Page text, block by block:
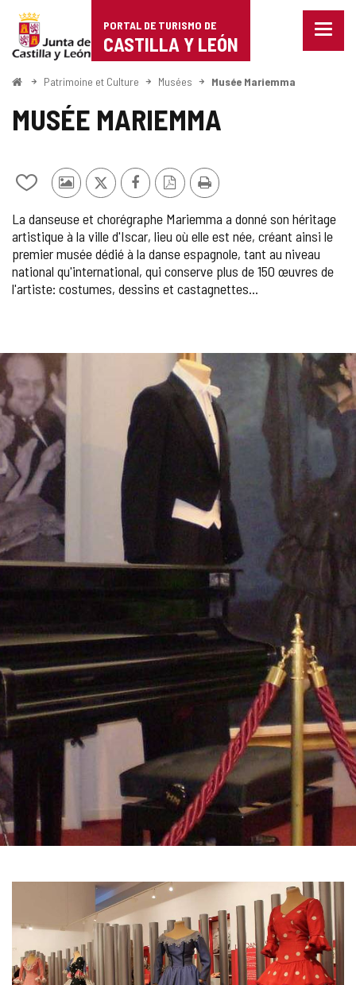
Portal
de
Turismo
de
Castilla
León
PORTAL DE TURISMO DE
CASTILLA Y LEÓN
Menu
<
Patrimoine et Culture Musées Musée Mariemma
MUSÉE MARIEMMA
Ajouter/retirer
contenu
de
cahiers
Photos
touristes
X FacebookVersionImprimer
La danseuse et chorégraphe Mariemma a donné son héritage
artistique à la ville d'Iscar, lieu où elle est née, créant ainsi le
premier musée dédié à la danse espagnole, tant au niveau
national qu'international, qui conserve plus de 150 œuvres de
l'artiste: costumes, dessins et castagnettes...
GALERIE
DES
IMAGES
GALERIE
DES
IMAGES